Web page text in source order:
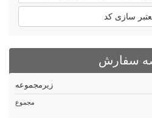
سفارش
زیرمجموعه
مجموع